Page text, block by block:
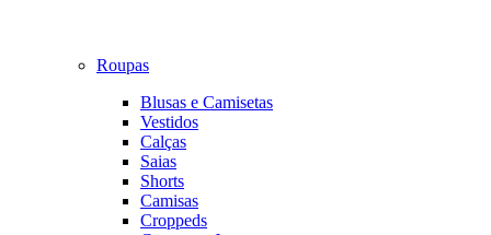
Roupas
Blusas e Camisetas
Vestidos
Calças
Saias
Shorts
Camisas
Croppeds